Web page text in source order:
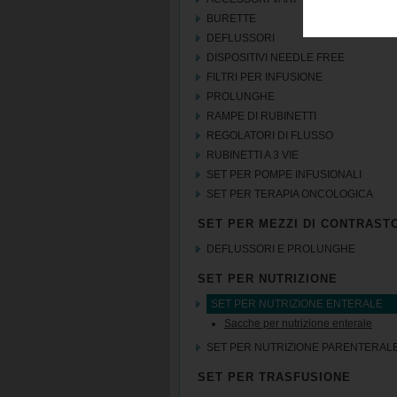
BURETTE
DEFLUSSORI
DISPOSITIVI NEEDLE FREE
FILTRI PER INFUSIONE
PROLUNGHE
RAMPE DI RUBINETTI
REGOLATORI DI FLUSSO
RUBINETTI A 3 VIE
SET PER POMPE INFUSIONALI
SET PER TERAPIA ONCOLOGICA
SET PER MEZZI DI
DEFLUSSORI E PROLUNGHE
SET PER NUTRIZIONE
SET PER NUTRIZIONE ENTERALE
Sacche per nutrizione enterale
SET PER NUTRIZIONE
SET PER TRASFUSIONE